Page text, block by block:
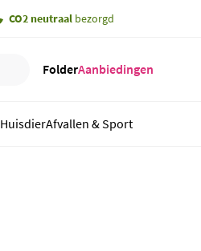
CO2 neutraal bezorgd
FolderAanbiedingen
HuisdierAfvallen & Sport